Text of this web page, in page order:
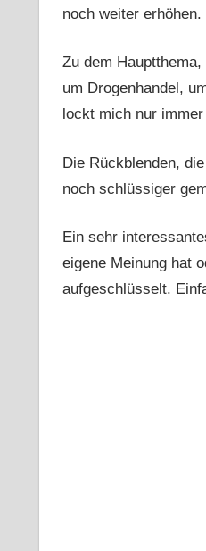
noch weiter erhöhen.
Zu dem
um Drogenhandel,
lockt mich nur
Die Rückblenden,
noch schlüssiger
Ein sehr
eigene Meinung hat
aufgeschlüsselt.